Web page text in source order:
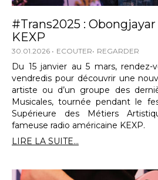
#Trans2025 :
KEXP
30.01.2026 ECOUTER REGARDER
Du 15 janvier au 5 mars,
vendredis pour découvrir une
artiste ou d’un groupe des
Musicales, tournée pendant le
Supérieure des Métiers
fameuse radio américaine KEXP.
LIRE LA SUITE...